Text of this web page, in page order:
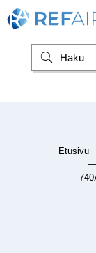
Etusivu
—